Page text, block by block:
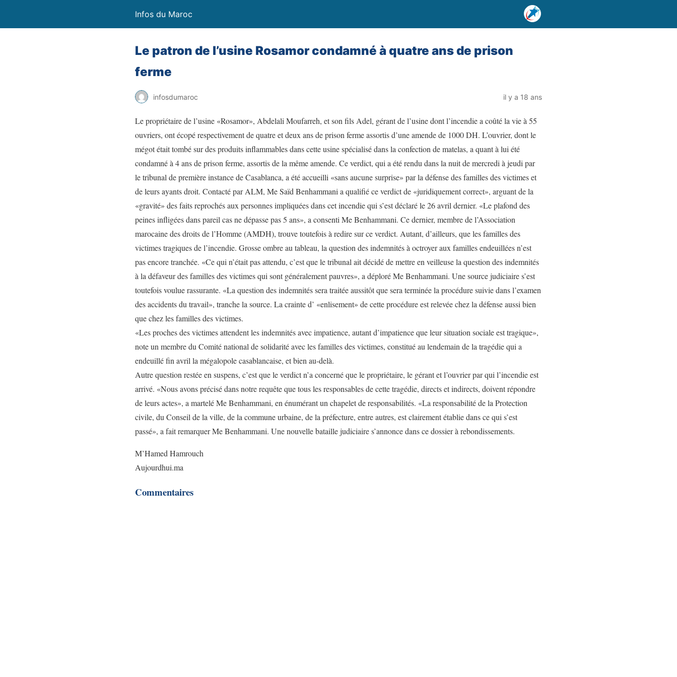
Infos du Maroc
Le patron de l’usine Rosamor condamné à quatre ans de prison
ferme
infosdumaroc il y a 18 ans
Le propriétaire de l’usine «Rosamor», Abdelali Moufarreh, et son fils Adel, gérant de l’usine dont l’incendie a coûté la vie à 55
ouvriers, ont écopé respectivement de quatre et deux ans de prison ferme assortis d’une amende de 1000 DH. L’ouvrier, dont le
mégot était tombé sur des produits inflammables dans cette usine spécialisé dans la confection de matelas, a quant à lui été
condamné à 4 ans de prison ferme, assortis de la même amende. Ce verdict, qui a été rendu dans la nuit de mercredi à jeudi par
le tribunal de première instance de Casablanca, a été accueilli «sans aucune surprise» par la défense des familles des victimes et
de leurs ayants droit. Contacté par ALM, Me Saïd Benhammani a qualifié ce verdict de «juridiquement correct», arguant de la
«gravité» des faits reprochés aux personnes impliquées dans cet incendie qui s’est déclaré le 26 avril dernier. «Le plafond des
peines infligées dans pareil cas ne dépasse pas 5 ans», a consenti Me Benhammani. Ce dernier, membre de l’Association
marocaine des droits de l’Homme (AMDH), trouve toutefois à redire sur ce verdict. Autant, d’ailleurs, que les familles des
victimes tragiques de l’incendie. Grosse ombre au tableau, la question des indemnités à octroyer aux familles endeuillées n’est
pas encore tranchée. «Ce qui n’était pas attendu, c’est que le tribunal ait décidé de mettre en veilleuse la question des indemnités
à la défaveur des familles des victimes qui sont généralement pauvres», a déploré Me Benhammani. Une source judiciaire s’est
toutefois voulue rassurante. «La question des indemnités sera traitée aussitôt que sera terminée la procédure suivie dans l’examen
des accidents du travail», tranche la source. La crainte d’ «enlisement» de cette procédure est relevée chez la défense aussi bien
que chez les familles des victimes.
«Les proches des victimes attendent les indemnités avec impatience, autant d’impatience que leur situation sociale est tragique»,
note un membre du Comité national de solidarité avec les familles des victimes, constitué au lendemain de la tragédie qui a
endeuillé fin avril la mégalopole casablancaise, et bien au-delà.
Autre question restée en suspens, c’est que le verdict n’a concerné que le propriétaire, le gérant et l’ouvrier par qui l’incendie est
arrivé. «Nous avons précisé dans notre requête que tous les responsables de cette tragédie, directs et indirects, doivent répondre
de leurs actes», a martelé Me Benhammani, en énumérant un chapelet de responsabilités. «La responsabilité de la Protection
civile, du Conseil de la ville, de la commune urbaine, de la préfecture, entre autres, est clairement établie dans ce qui s’est
passé», a fait remarquer Me Benhammani. Une nouvelle bataille judiciaire s’annonce dans ce dossier à rebondissements.
M’Hamed Hamrouch
Aujourdhui.ma
Commentaires